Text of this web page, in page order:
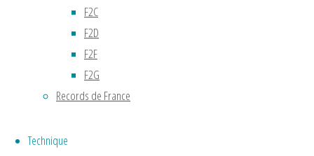
F2C
F2D
F2F
F2G
Records de France
Technique